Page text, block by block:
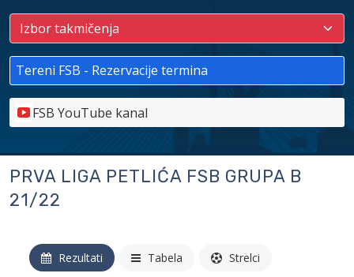
Tereni FSB - Rezervacije termina
FSB YouTube kanal
PRVA LIGA PETLIĆA FSB GRUPA B
21/22
Rezultati Tabela Strelci